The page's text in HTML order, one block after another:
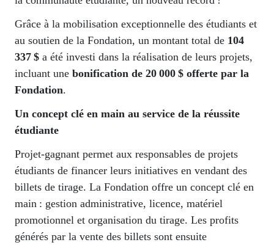
Grâce à la mobilisation exceptionnelle des étudiants et
au soutien de la Fondation, un montant total de 104
337 $ a été investi dans la réalisation de leurs projets,
incluant une bonification de 20 000 $ offerte par la
Fondation.
Un concept clé en main au service de la réussite
étudiante
Projet-gagnant permet aux responsables de projets
étudiants de financer leurs initiatives en vendant des
billets de tirage. La Fondation offre un concept clé en
main : gestion administrative, licence, matériel
promotionnel et organisation du tirage. Les profits
générés par la vente des billets sont ensuite